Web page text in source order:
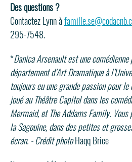
Des questions ?
Contactez Lynn à
295-7548.
*Danica Arsenault est une
département d’Art Dramatique à
toujours eu une grande passion pour
joué au Théâtre Capitol dans les
Mermaid, et The Addams Family.
la Sagouine, dans des petites et
écran. - Crédit photo Haqq Brice